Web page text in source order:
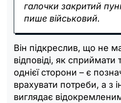
галочки закритий
пише військовий.
Він підкреслив, що не
відповіді, як сприймати
однієї сторони – є
врахувати потреби, а з
виглядає